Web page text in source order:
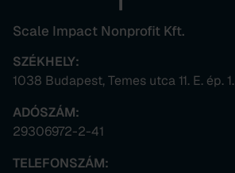
Scale Impact Nonprofit Kft.
SZÉKHELY:
1038 Budapest, Temes utca 11. E. ép. 1.
ADÓSZÁM:
29306972-2-41
TELEFONSZÁM: